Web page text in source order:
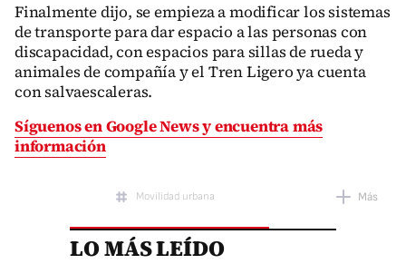
Finalmente dijo, se empieza a modificar los sistemas
de transporte para dar espacio a las personas con
discapacidad, con espacios para sillas de rueda y
animales de compañía y el Tren Ligero ya cuenta
con salvaescaleras.
Síguenos en Google News y encuentra más
información
Más
Movilidad urbana
Selección mexicana
LO MÁS LEÍDO